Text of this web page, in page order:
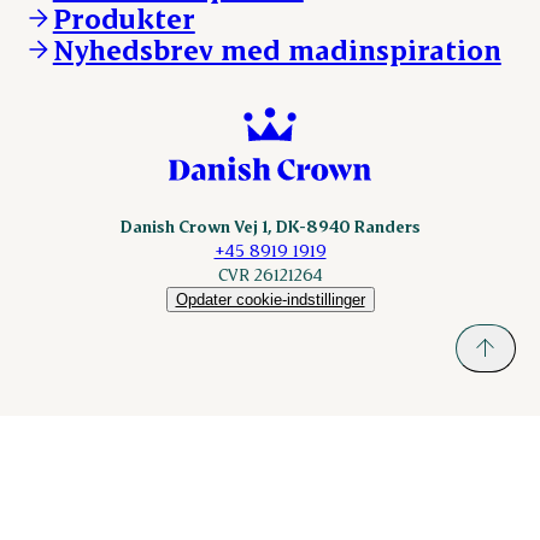
nordicspoor.com
Scanhide.dk
Produkter
Nyhedsbrev med madinspiration
Danish Crown Vej 1, DK-8940 Randers
+45 8919 1919
CVR 26121264
Opdater cookie-indstillinger